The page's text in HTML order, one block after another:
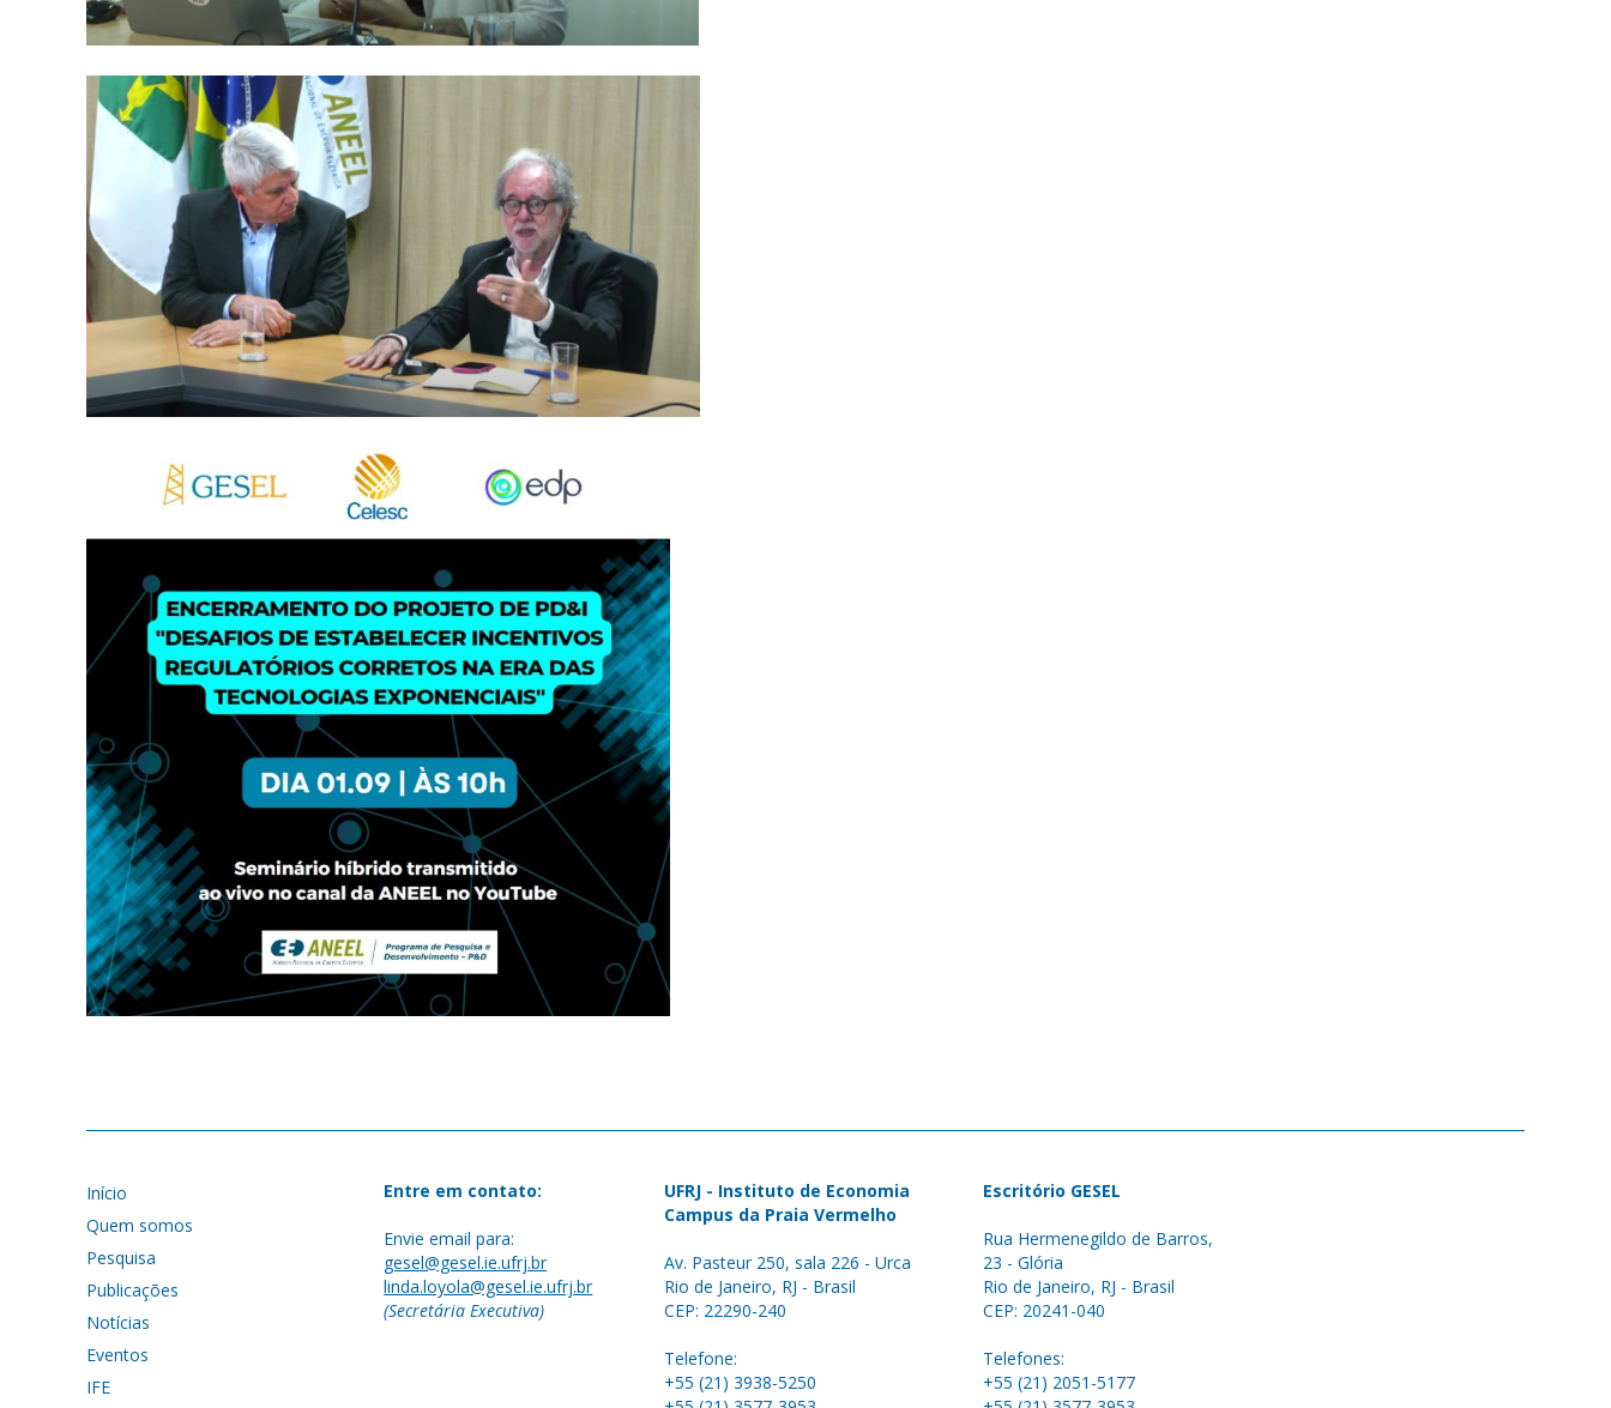
Início
Quem somos
Pesquisa
Publicações
Notícias
Eventos
IFE
Entre em contato:
Envie email para:
gesel@gesel.ie.ufrj.br
linda.loyola@gesel.ie.ufrj.br
(Secretária Executiva)
UFRJ - Instituto de Economia
Campus da Praia Vermelho
Av. Pasteur 250, sala 226 - Urca
Rio de Janeiro, RJ - Brasil
CEP: 22290-240
Telefone:
+55 (21) 3938-5250
Escritório GESEL
Rua Hermenegildo de Barros,
23 - Glória
Rio de Janeiro, RJ - Brasil
CEP: 20241-040
Telefones:
+55 (21) 2051-5177